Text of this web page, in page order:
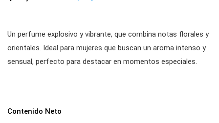
Un perfume explosivo y vibrante, que combina notas florales y
orientales. Ideal para mujeres que buscan un aroma intenso y
sensual, perfecto para destacar en momentos especiales.
Contenido Neto